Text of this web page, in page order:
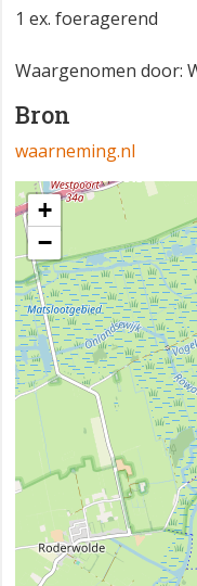
1 ex. foeragerend
Waargenomen door:
Bron
waarneming.nl
+
−